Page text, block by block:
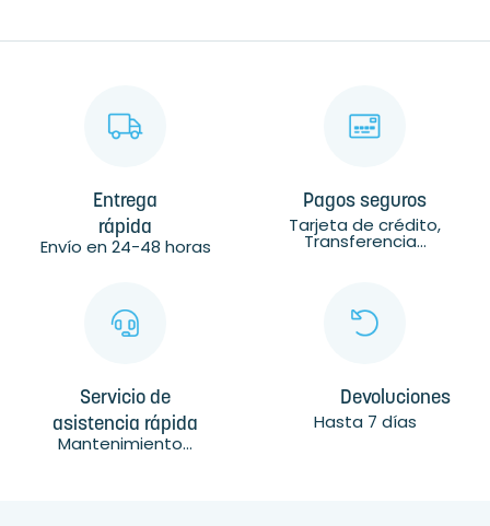
Entrega
rápida
Envío en 24-48 horas
Pagos seguros
Tarjeta de crédito,
Transferencia...
Servicio de
asistencia rápida
Mantenimiento...
Devoluciones
Hasta 7 días